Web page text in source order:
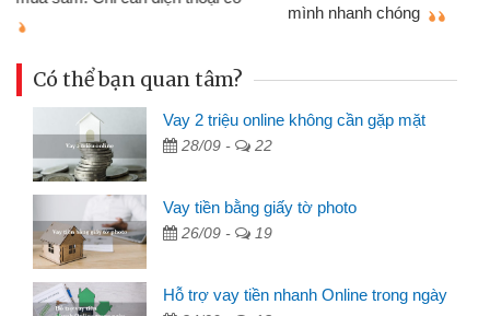
Có thể bạn quan tâm?
Vay 2 triệu online không cần gặp mặt
28/09 - 22
Vay tiền bằng giấy tờ photo
26/09 - 19
Hỗ trợ vay tiền nhanh Online trong ngày